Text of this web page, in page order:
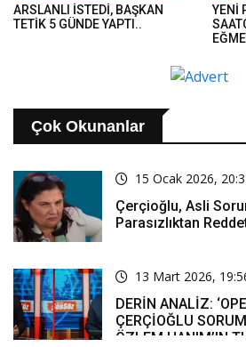
ARSLANLI İSTEDİ, BAŞKAN
TETİK 5 GÜNDE YAPTI..
YENİ
Çok Okunanlar
15 Ocak 2026,
Çerçioğlu, Asli
Parasızlıktan
13 Mart 2026,
DERİN ANALİZ:
ÇERÇİOĞLU
ÖZLEM HANIM’IN